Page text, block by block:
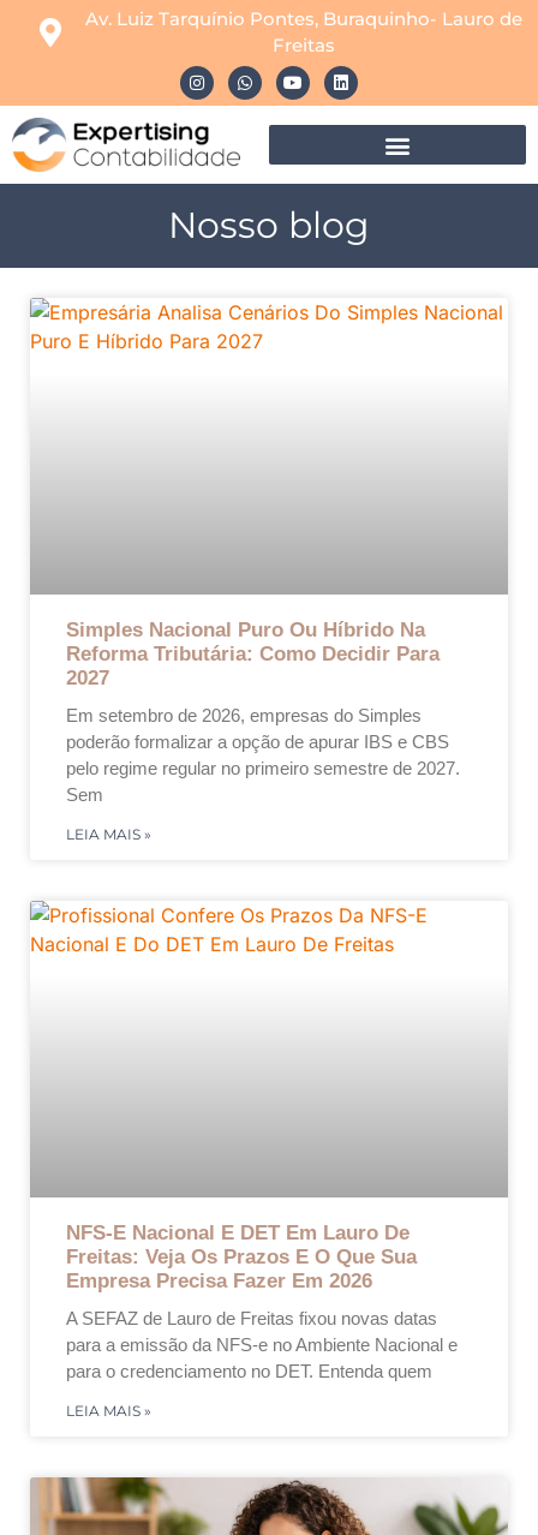
Av. Luiz Tarquínio Pontes, Buraquinho- Lauro de
Freitas
Nosso blog
Simples Nacional Puro Ou Híbrido Na
Reforma Tributária: Como Decidir Para
2027
Em setembro de 2026, empresas do Simples
poderão formalizar a opção de apurar IBS e CBS
pelo regime regular no primeiro semestre de 2027.
Sem
LEIA MAIS »
NFS-E Nacional E DET Em Lauro De
Freitas: Veja Os Prazos E O Que Sua
Empresa Precisa Fazer Em 2026
A SEFAZ de Lauro de Freitas fixou novas datas
para a emissão da NFS-e no Ambiente Nacional e
para o credenciamento no DET. Entenda quem
LEIA MAIS »